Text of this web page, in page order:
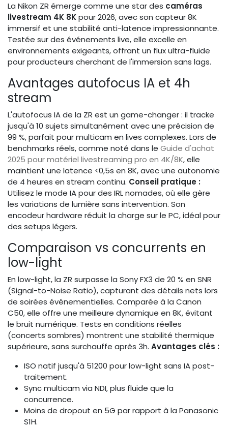
La Nikon ZR émerge comme une star des caméras
livestream 4K 8Kpour 2026, avec son capteur 8K
immersif et une stabilité anti-latence impressionnante.
Testée sur des événements live, elle excelle en
environnements exigeants, offrant un flux ultra-fluide
pour producteurs cherchant de l'immersion sans lags.
Avantages autofocus IA et 4h
stream
L'autofocus IA de la ZR est un game-changer : il tracke
jusqu'à 10 sujets simultanément avec une précision de
99 %, parfait pour multicam en lives complexes. Lors de
benchmarks réels, comme noté dans le Guide d'achat
2025 pour matériel livestreaming pro en 4K/8K, elle
maintient une latence <0,5s en 8K, avec une autonomie
de 4 heures en stream continu. Conseil pratique :
Utilisez le mode IA pour des IRL nomades, où elle gère
les variations de lumière sans intervention. Son
encodeur hardware réduit la charge sur le PC, idéal pour
des setups légers.
Comparaison vs concurrents en
low-light
En low-light, la ZR surpasse la Sony FX3 de 20 % en SNR
(Signal-to-Noise Ratio), capturant des détails nets lors
de soirées événementielles. Comparée à la Canon
C50, elle offre une meilleure dynamique en 8K, évitant
le bruit numérique. Tests en conditions réelles
(concerts sombres) montrent une stabilité thermique
supérieure, sans surchauffe après 3h. Avantages clés :
ISO natif jusqu'à 51200 pour low-light sans IA post-
traitement.
Sync multicam via NDI, plus fluide que la
concurrence.
Moins de dropout en 5G par rapport à la Panasonic
S1H.